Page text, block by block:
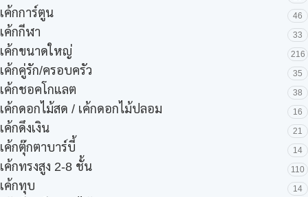
เค้กการ์ตูน 46
เค้กกีฬา 33
เค้กขนาดใหญ่ 216
เค้กคู่รัก/ครอบครัว 35
เค้กชอคโกแลต 38
เค้กดอกไม้สด / เค้กดอกไม้ปลอม 16
เค้กดึงเงิน 21
เค้กตุ๊กตาบาร์บี้ 14
เค้กทรงสูง 2-8 ชั้น 110
เค้กทุบ 14